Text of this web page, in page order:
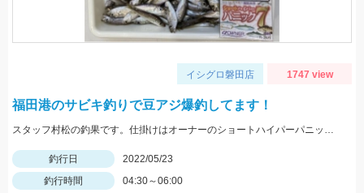
イシグロ磐田店 1747 view
福田港のサビキ釣りで豆アジ爆釣してます！
スタッフ村松の釣果です。仕掛けはオーナーのショートハイパーパニック4号を使用し、にアミエビを付けて釣りました。
釣行日
2022/05/23
釣行時間
04:30～06:00